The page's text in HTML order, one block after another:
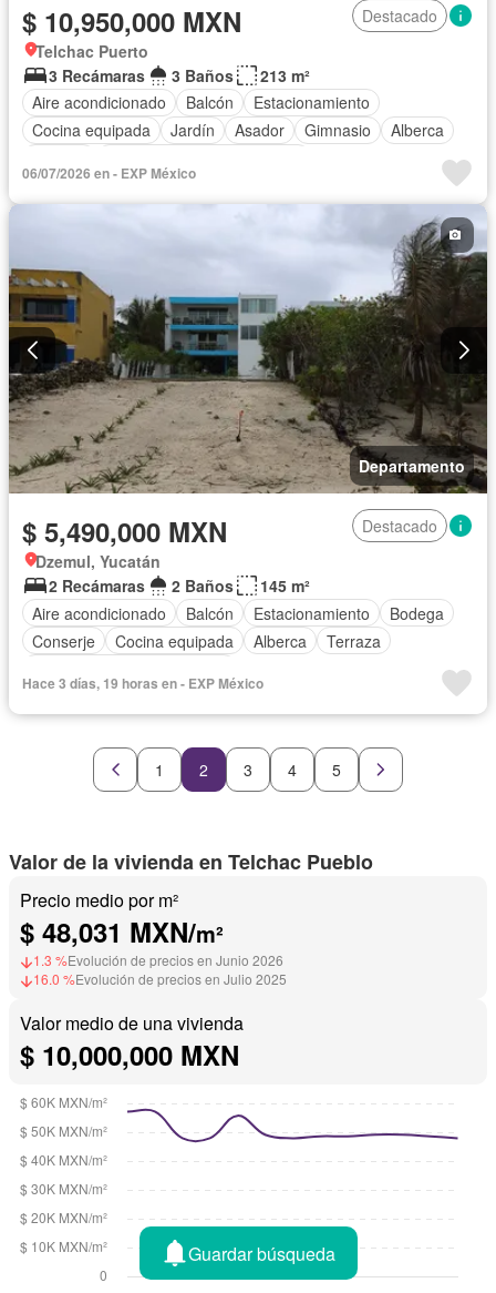
$ 10,950,000 MXN
Destacado
Telchac Puerto
3 Recámaras
3 Baños
213 m²
Aire acondicionado
Balcón
Estacionamiento
Cocina equipada
Jardín Asador Gimnasio
Alberca
06/07/2026 en - EXP México
Departamento
$ 5,490,000 MXN
Destacado
Dzemul, Yucatán
2 Recámaras
2 Baños
145 m²
Aire acondicionado
Balcón Estacionamiento
Bodega
Conserje
Cocina equipada Alberca
Terraza
Hace 3 días, 19 horas en - EXP México
1 2 3 4 5
Valor de la vivienda en Telchac Pueblo
Precio medio por m²
$ 48,031 MXN/m²
1.3 %Evolución de precios en Junio 2026
16.0 %Evolución de precios en Julio 2025
Valor medio de una vivienda
$ 10,000,000 MXN
Guardar búsqueda